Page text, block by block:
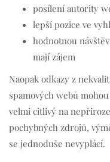
posílení autority
lepší pozice ve
hodnotnou
mají zájem
Naopak odkazy z
spamových webů
velmi citlivý na
pochybných zdrojů,
se jednoduše nevyplácí.